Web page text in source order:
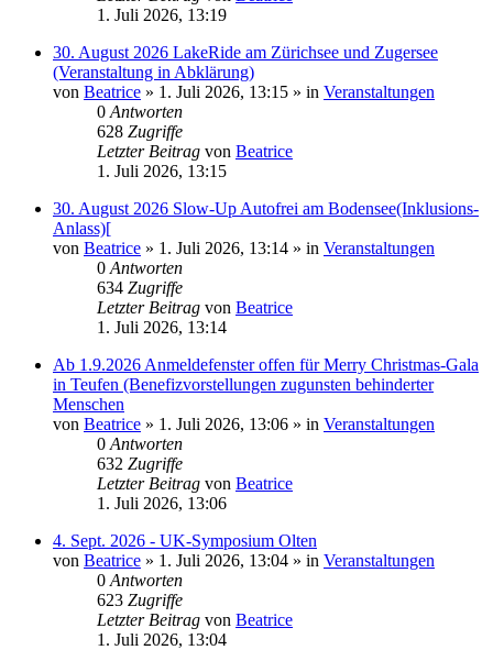
1. Juli 2026, 13:19
30. August 2026 LakeRide am Zürichsee und Zugersee
(Veranstaltung in Abklärung)
von Beatrice » 1. Juli 2026, 13:15 » in Veranstaltungen
0 Antworten
628 Zugriffe
Letzter Beitrag von Beatrice
1. Juli 2026, 13:15
30. August 2026 Slow-Up Autofrei am Bodensee(Inklusions-
Anlass)[
von Beatrice » 1. Juli 2026, 13:14 » in Veranstaltungen
0 Antworten
634 Zugriffe
Letzter Beitrag von Beatrice
1. Juli 2026, 13:14
Ab 1.9.2026 Anmeldefenster offen für Merry Christmas-Gala
in Teufen (Benefizvorstellungen zugunsten behinderter
Menschen
von Beatrice » 1. Juli 2026, 13:06 » in Veranstaltungen
0 Antworten
632 Zugriffe
Letzter Beitrag von Beatrice
1. Juli 2026, 13:06
4. Sept. 2026 - UK-Symposium Olten
von Beatrice » 1. Juli 2026, 13:04 » in Veranstaltungen
0 Antworten
623 Zugriffe
Letzter Beitrag von Beatrice
1. Juli 2026, 13:04